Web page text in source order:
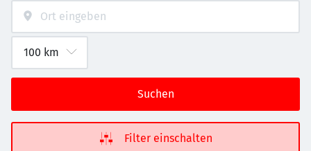
Suchen
Filter einschalten